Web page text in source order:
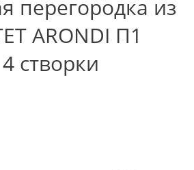
перегородка из
ARONDI П1
створки